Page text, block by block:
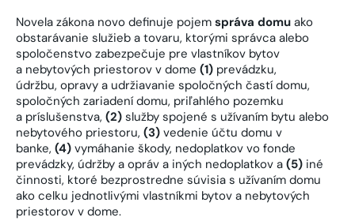
Novela zákona novo definuje pojem správa domu ako
obstarávanie služieb a tovaru, ktorými správca alebo
spoločenstvo zabezpečuje pre vlastníkov bytov
a nebytových priestorov v dome (1) prevádzku,
údržbu, opravy a udržiavanie spoločných častí domu,
spoločných zariadení domu, priľahlého pozemku
a príslušenstva, (2) služby spojené s užívaním bytu alebo
nebytového priestoru, (3) vedenie účtu domu v
banke, (4) vymáhanie škody, nedoplatkov vo fonde
prevádzky, údržby a opráv a iných nedoplatkov a (5) iné
činnosti, ktoré bezprostredne súvisia s užívaním domu
ako celku jednotlivými vlastníkmi bytov a nebytových
priestorov v dome.